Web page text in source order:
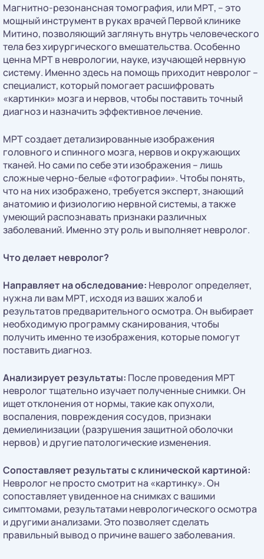
Магнитно-резонансная томография, или МРТ, – это
мощный инструмент в руках врачей Первой клинике
Митино, позволяющий заглянуть внутрь человеческого
тела без хирургического вмешательства. Особенно
ценна МРТ в неврологии, науке, изучающей нервную
систему. Именно здесь на помощь приходит невролог –
специалист, который помогает расшифровать
«картинки» мозга и нервов, чтобы поставить точный
диагноз и назначить эффективное лечение.
МРТ создает детализированные изображения
головного и спинного мозга, нервов и окружающих
тканей. Но сами по себе эти изображения – лишь
сложные черно-белые «фотографии». Чтобы понять,
что на них изображено, требуется эксперт, знающий
анатомию и физиологию нервной системы, а также
умеющий распознавать признаки различных
заболеваний. Именно эту роль и выполняет невролог.
Что делает невролог?
Направляет на обследование: Невролог определяет,
нужна ли вам МРТ, исходя из ваших жалоб и
результатов предварительного осмотра. Он выбирает
необходимую программу сканирования, чтобы
получить именно те изображения, которые помогут
поставить диагноз.
Анализирует результаты: После проведения МРТ
невролог тщательно изучает полученные снимки. Он
ищет отклонения от нормы, такие как опухоли,
воспаления, повреждения сосудов, признаки
демиелинизации (разрушения защитной оболочки
нервов) и другие патологические изменения.
Сопоставляет результаты с клинической картиной:
Невролог не просто смотрит на «картинку». Он
сопоставляет увиденное на снимках с вашими
симптомами, результатами неврологического осмотра
и другими анализами. Это позволяет сделать
правильный вывод о причине вашего заболевания.